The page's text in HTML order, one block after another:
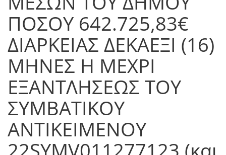
ΠΟΣΟΥ 642.725,83€
ΔΙΑΡΚΕΙΑΣ ΔΕΚΑΕΞΙ (16)
ΜΗΝΕΣ Η ΜΕΧΡΙ
ΕΞΑΝΤΛΗΣΕΩΣ ΤΟΥ
ΣΥΜΒΑΤΙΚΟΥ
ΑΝΤΙΚΕΙΜΕΝΟΥ